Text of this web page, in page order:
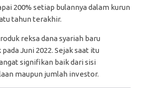
200% setiap bulannya dalam kurun
tahun terakhir.
reksa dana syariah baru
Juni 2022. Sejak saat itu
signifikan baik dari sisi
maupun jumlah investor.